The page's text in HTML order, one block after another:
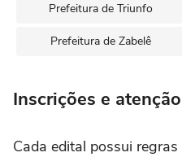
Prefeitura de Triunfo
Prefeitura de Zabelê
Inscrições e
Cada edital possui